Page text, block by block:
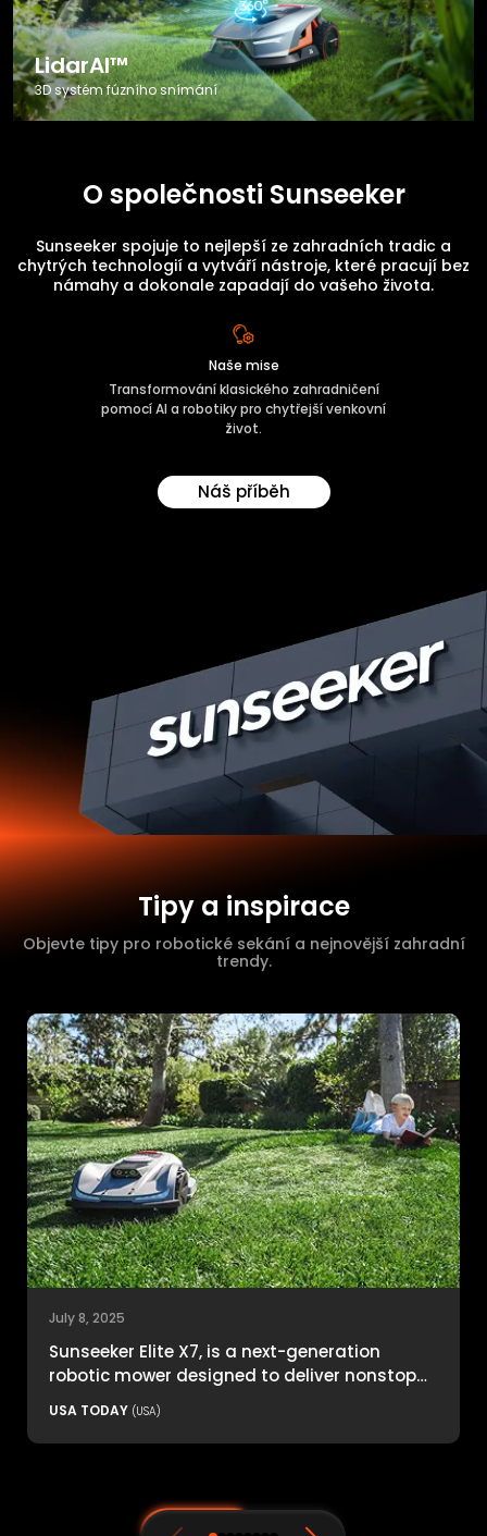
LidarAI™
3D systém fúzního snímání
O společnosti Sunseeker
Sunseeker spojuje to nejlepší ze zahradních tradic a
chytrých technologií a vytváří nástroje, které pracují bez
námahy a dokonale zapadají do vašeho života.
Naše mise
Transformování klasického zahradničení
pomocí AI a robotiky pro chytřejší venkovní
život.
Náš příběh
Tipy a inspirace
Objevte tipy pro robotické sekání a nejnovější zahradní
trendy.
July 8, 2025
Sunseeker Elite X7, is a next-generation
robotic mower designed to deliver nonstop
productivity with unmatched cutting
USA TODAY (USA)